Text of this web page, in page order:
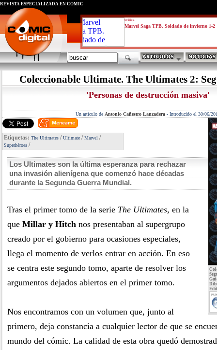
critica
Marvel Saga TPB. Soldado de invierno 1-2
REVISTA ESPECIALIZADA EN CÓMIC
Coleccionable Ultimate. The Ultimates 2:
'Personas de destrucción masiva'
Un artículo de Antonio Cañestro Lanzadera- Introducido el 30/06/
Etiquetas: The Ultimates /Ultimate /Marvel /
Superhéroes /
Los Ultimates son la última esperanza para rechazar
una invasión alienígena que comenzó hace décadas
durante la Segunda Guerra Mundial.
Tras el primer tomo de la serie The Ultimates, en la
que Millar y Hitch nos presentaban al supergrupo
creado por el gobierno para ocasiones especiales,
llega el momento de verlos entrar en acción. En eso
se centra este segundo tomo, aparte de resolver los
argumentos dejados abiertos en el primer tomo.
Nos encontramos con un volumen que, junto al
primero, deja constancia a cualquier lector de que se
mundo del cómic. La calidad de esta obra quedó